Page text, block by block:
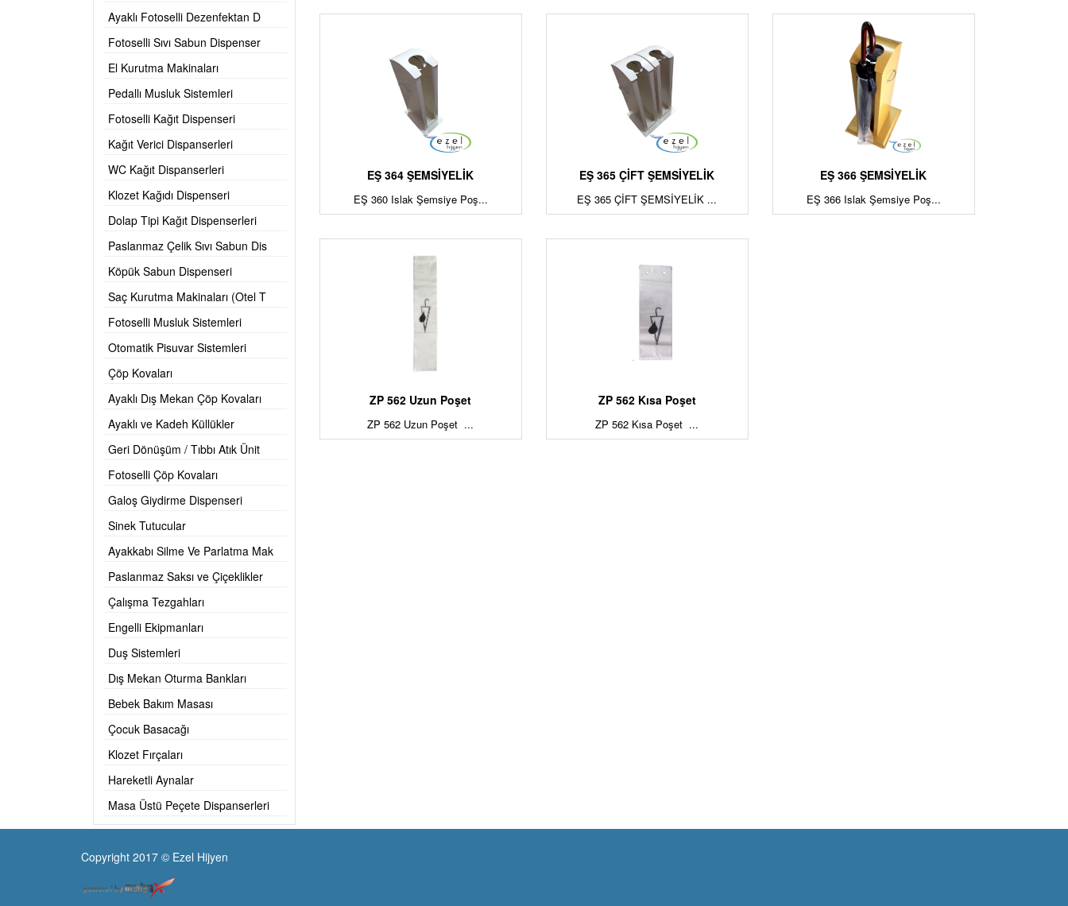
Ayaklı Fotoselli Dezenfektan D
Fotoselli Sıvı Sabun Dispenser
El Kurutma Makinaları
Pedallı Musluk Sistemleri
Fotoselli Kağıt Dispenseri
Kağıt Verici Dispanserleri
WC Kağıt Dispanserleri
Klozet Kağıdı Dispenseri
Dolap Tipi Kağıt Dispenserleri
Paslanmaz Çelik Sıvı Sabun Dis
Köpük Sabun Dispenseri
Saç Kurutma Makinaları (Otel T
Fotoselli Musluk Sistemleri
Otomatik Pisuvar Sistemleri
Çöp Kovaları
Ayaklı Dış Mekan Çöp Kovaları
Ayaklı ve Kadeh Küllükler
Geri Dönüşüm / Tıbbı Atık Ünit
Fotoselli Çöp Kovaları
Galoş Giydirme Dispenseri
Sinek Tutucular
Ayakkabı Silme Ve Parlatma Mak
Paslanmaz Saksı ve Çiçeklikler
Çalışma Tezgahları
Engelli Ekipmanları
Duş Sistemleri
Dış Mekan Oturma Bankları
Bebek Bakım Masası
Çocuk Basacağı
Klozet Fırçaları
Hareketli Aynalar
Masa Üstü Peçete Dispanserleri
EŞ 364 ŞEMSİYELİK
EŞ 360 Islak Şemsiye Poş...
EŞ 365 ÇİFT ŞEMSİYELİK
EŞ 365 ÇİFT ŞEMSİYELİK ...
EŞ 366 ŞEMSİYELİK
EŞ 366 Islak Şemsiye Poş...
ZP 562 Uzun Poşet
ZP 562 Uzun Poşet ...
ZP 562 Kısa Poşet
ZP 562 Kısa Poşet ...
Copyright 2017 © Ezel Hijyen